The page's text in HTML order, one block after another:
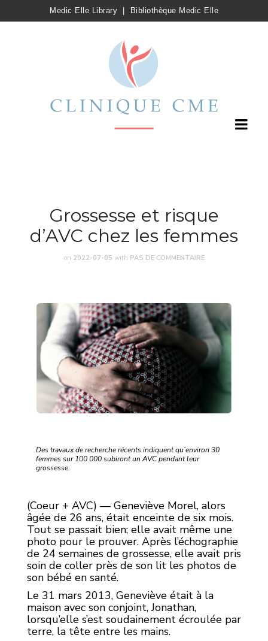
Medic Elle Library Bibliothèque Medic Elle
Grossesse et risque
d’AVC chez les femmes
on 2022-07-05 with PAS DE COMMENTAIRE
Des travaux de recherche récents indiquent qu’environ 30
femmes sur 100 000 subiront un AVC pendant leur
grossesse.
(Coeur + AVC) — Geneviève Morel, alors
âgée de 26 ans, était enceinte de six mois.
Tout se passait bien; elle avait même une
photo pour le prouver. Après l’échographie
de 24 semaines de grossesse, elle avait pris
soin de coller près de son lit les photos de
son bébé en santé.
Le 31 mars 2013, Geneviève était à la
maison avec son conjoint, Jonathan,
lorsqu’elle s’est soudainement écroulée par
terre, la tête entre les mains.